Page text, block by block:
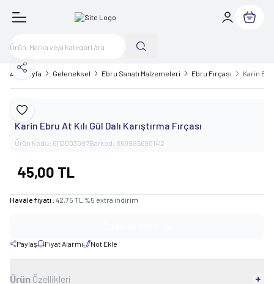
Sepetim
Ana Sayfa Geleneksel Ebru Sanatı Malzemeleri Ebru Fırçası Karin
Favoriye Ekle
Paylaş
Karin
Karin Ebru At Kılı Gül Dalı Karıştırma Fırçası
Ürün Kodu: 6112003097Barkod: 8699856901412
45,00 TL
Havale fiyatı : 42,75 TL %5 extra indirim
Paylaş Fiyat Alarmı Not Ekle
Ürün Özellikleri